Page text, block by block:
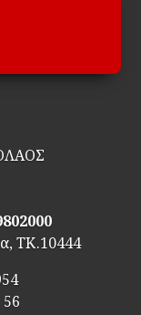
ΤΚ.10444